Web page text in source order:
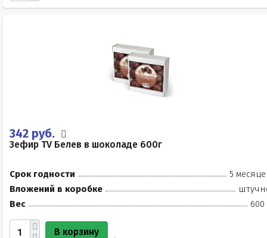
342 руб.
Зефир TV Белев в шоколаде 600г
Срок годности
5
Вложений в коробке
Вес
600
В корзину